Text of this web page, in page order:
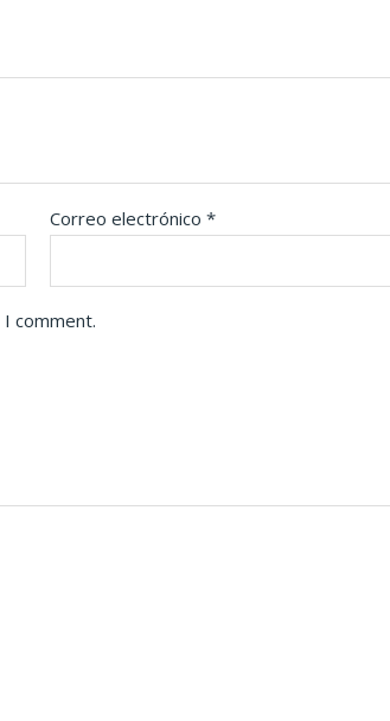
Correo electrónico*
comment.